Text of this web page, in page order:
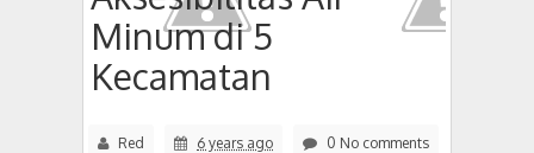
Minum di 5
Kecamatan
Red 6 years ago 0 No comments